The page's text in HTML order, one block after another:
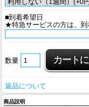
■到着希望日
★特急サービスの方は、
数量
返品について
商品説明